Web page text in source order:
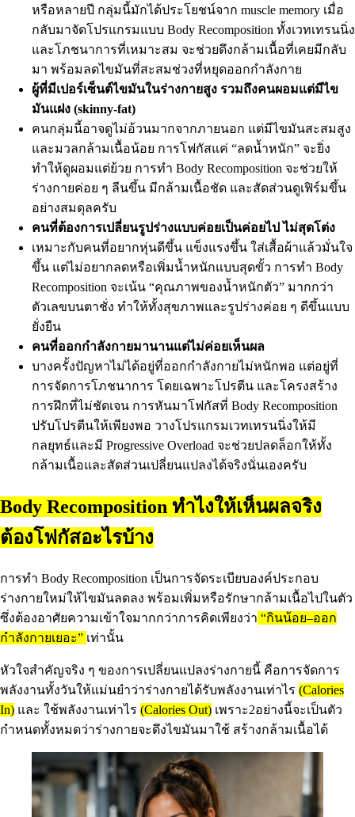
หรือหลายปี กลุ่มนี้มักได้ประโยชน์จาก muscle memory เมื่อ
กลับมาจัดโปรแกรมแบบ Body Recomposition ทั้งเวทเทรนนิ่ง
และโภชนาการที่เหมาะสม จะช่วยดึงกล้ามเนื้อที่เคยมีกลับ
มา พร้อมลดไขมันที่สะสมช่วงที่หยุดออกกำลังกาย
ผู้ที่มีเปอร์เซ็นต์ไขมันในร่างกายสูง รวมถึงคนผอมแต่มีไข
มันแฝง (skinny-fat)
คนกลุ่มนี้อาจดูไม่อ้วนมากจากภายนอก แต่มีไขมันสะสมสูง
และมวลกล้ามเนื้อน้อย การโฟกัสแค่ “ลดน้ำหนัก” จะยิ่ง
ทำให้ดูผอมแต่ย้วย การทำ Body Recomposition จะช่วยให้
ร่างกายค่อย ๆ ลีนขึ้น มีกล้ามเนื้อชัด และสัดส่วนดูเฟิร์มขึ้น
อย่างสมดุลครับ
คนที่ต้องการเปลี่ยนรูปร่างแบบค่อยเป็นค่อยไป ไม่สุดโต่ง
เหมาะกับคนที่อยากหุ่นดีขึ้น แข็งแรงขึ้น ใส่เสื้อผ้าแล้วมั่นใจ
ขึ้น แต่ไม่อยากลดหรือเพิ่มน้ำหนักแบบสุดขั้ว การทำ Body
Recomposition จะเน้น “คุณภาพของน้ำหนักตัว” มากกว่า
ตัวเลขบนตาชั่ง ทำให้ทั้งสุขภาพและรูปร่างค่อย ๆ ดีขึ้นแบบ
ยั่งยืน
คนที่ออกกำลังกายมานานแต่ไม่ค่อยเห็นผล
บางครั้งปัญหาไม่ได้อยู่ที่ออกกำลังกายไม่หนักพอ แต่อยู่ที่
การจัดการโภชนาการ โดยเฉพาะโปรตีน และโครงสร้าง
การฝึกที่ไม่ชัดเจน การหันมาโฟกัสที่ Body Recomposition
ปรับโปรตีนให้เพียงพอ วางโปรแกรมเวทเทรนนิ่งให้มี
กลยุทธ์และมี Progressive Overload จะช่วยปลดล็อกให้ทั้ง
กล้ามเนื้อและสัดส่วนเปลี่ยนแปลงได้จริงนั่นเองครับ
Body Recomposition ทำไงให้เห็นผลจริง
ต้องโฟกัสอะไรบ้าง
การทำ Body Recomposition เป็นการจัดระเบียบองค์ประกอบ
ร่างกายใหม่ให้ไขมันลดลง พร้อมเพิ่มหรือรักษากล้ามเนื้อไปในตัว
ซึ่งต้องอาศัยความเข้าใจมากกว่าการคิดเพียงว่า “กินน้อย–ออก
กำลังกายเยอะ” เท่านั้น
หัวใจสำคัญจริง ๆ ของการเปลี่ยนแปลงร่างกายนี้ คือการจัดการ
พลังงานทั้งวันให้แม่นยำว่าร่างกายได้รับพลังงานเท่าไร (Calories
In) และ ใช้พลังงานเท่าไร (Calories Out) เพราะ2อย่างนี้จะเป็นตัว
กำหนดทั้งหมดว่าร่างกายจะดึงไขมันมาใช้ สร้างกล้ามเนื้อได้